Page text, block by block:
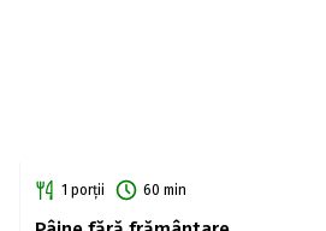
1 porții 60 min